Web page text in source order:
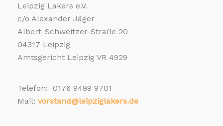
Leipzig Lakers e.V.
c/o Alexander Jäger
Albert-Schweitzer-Straße 20
04317 Leipzig
Amtsgericht Leipzig VR 4929
Telefon: 0176 9499 9701
Mail: vorstand@leipziglakers.de